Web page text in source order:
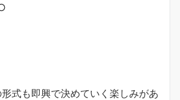
式も即興で決めていく楽しみがあ